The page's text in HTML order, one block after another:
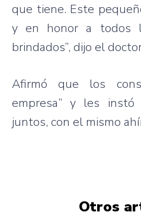
que tiene. Este
y en honor a todos
brindados”, dijo el
Afirmó que los
empresa” y les instó
juntos, con el mismo
Otros